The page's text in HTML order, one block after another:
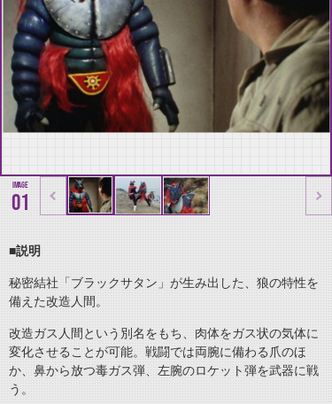
01
■説明
秘密結社「ブラックサタン」が生み出した、狼の特性を
備えた改造人間。
改造ガス人間という別名をもち、肉体をガス状の気体に
変化させることが可能。戦闘では両腕に備わる爪のほ
か、鼻から放つ毒ガス弾、左腕のロケット弾を武器に戦
う。